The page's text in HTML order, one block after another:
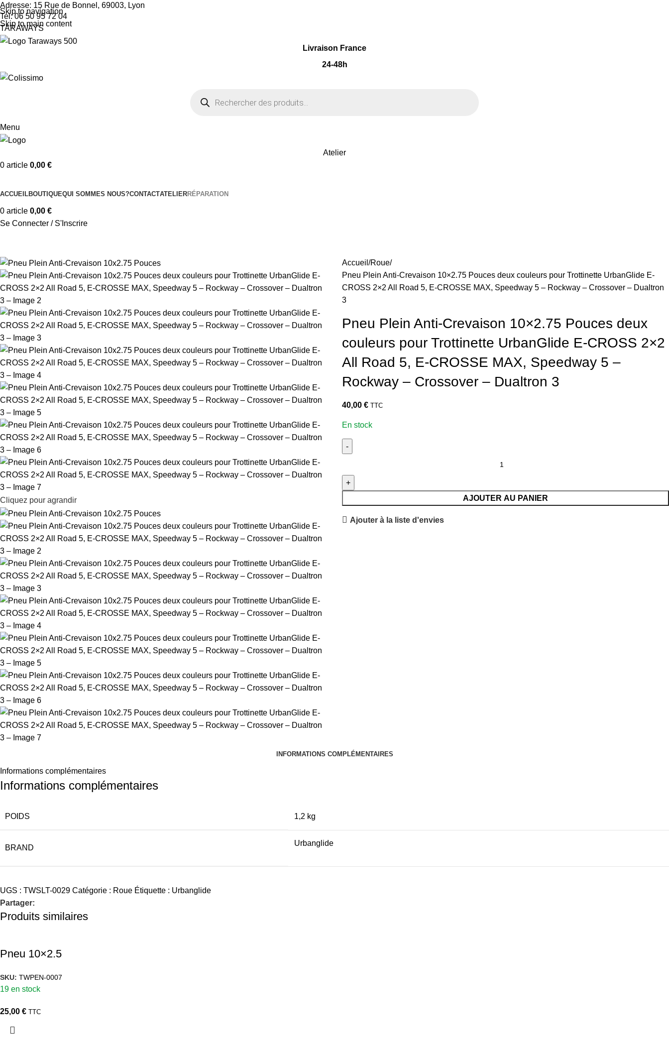
Skip to navigation
Skip to main content
Adresse: 15 Rue de Bonnel, 69003, Lyon
Tel: 06 50 95 72 04
TARAWAYS
Livraison France
24-48h
Menu
Atelier
0 article 0,00 €
ACCUEILBOUTIQUEQUI SOMMES NOUS?CONTACTATELIERRÉPARATION
0 article 0,00 €
Se Connecter / S'Inscrire
Cliquez pour agrandir
Accueil Roue
Pneu Plein Anti-Crevaison 10×2.75 Pouces deux couleurs pour Trottinette UrbanGlide E-
CROSS 2×2 All Road 5, E-CROSSE MAX, Speedway 5 – Rockway – Crossover – Dualtron
3
Pneu Plein Anti-Crevaison 10×2.75 Pouces deux
couleurs pour Trottinette UrbanGlide E-CROSS 2×2
All Road 5, E-CROSSE MAX, Speedway 5 –
Rockway – Crossover – Dualtron 3
40,00 € TTC
En stock
AJOUTER AU PANIER
Ajouter à la liste d'envies
INFORMATIONS COMPLÉMENTAIRES
Informations complémentaires
Informations complémentaires
POIDS 1,2 kg
BRAND
Urbanglide
UGS : TWSLT-0029 Catégorie : Roue Étiquette : Urbanglide
Partager:
Produits similaires
Pneu 10×2.5
SKU: TWPEN-0007
19 en stock
25,00 € TTC